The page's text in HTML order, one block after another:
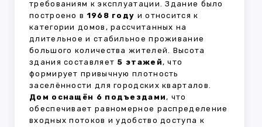
требованиям к эксплуатации. Здание было
построено в 1968 году и относится к
категории домов, рассчитанных на
длительное и стабильное проживание
большого количества жителей. Высота
здания составляет 5 этажей, что
формирует привычную плотность
заселённости для городских кварталов.
Дом оснащён 6 подъездами, что
обеспечивает равномерное распределение
входных потоков и удобство доступа к